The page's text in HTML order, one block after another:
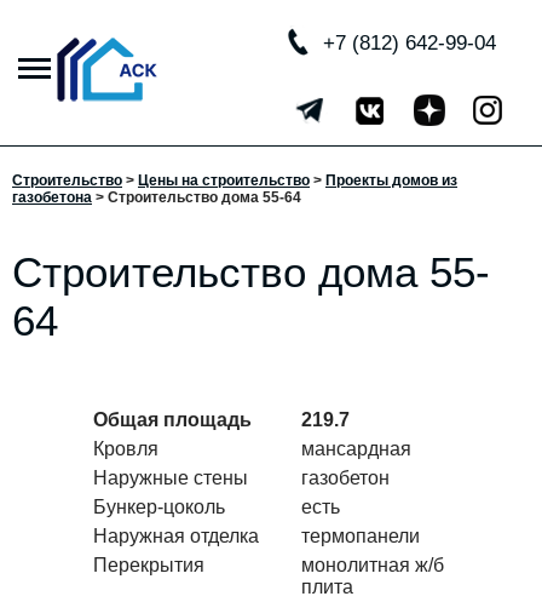
+7 (812) 642-99-04
Строительство > Цены на строительство > Проекты домов из
газобетона > Строительство дома 55-64
Строительство дома 55-
64
Общая площадь
219.7
Кровля
мансардная
Наружные стены
газобетон
Бункер-цоколь
есть
Наружная отделка
термопанели
Перекрытия
монолитная ж/б
плита